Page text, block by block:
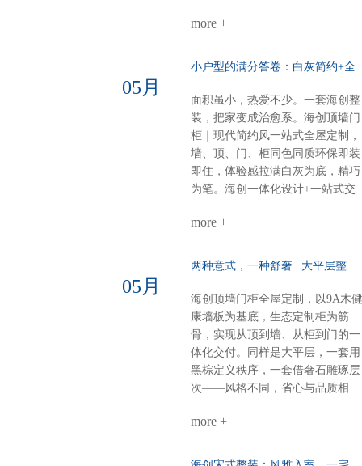
式高级海创顶墙门柜，全屋一体定
到底
而奢华。错层沙发背景，融入中式
意主卧山水画悠然入墙，顶墙一体
空间，亦成画境。雅韵茶室门墙柜
同色配套，线条简洁，材质统一。
煮茶待客，静谧有序，东方生活哲
学尽在其中。细节见匠心全屋顶部
采用博格蜂窝大板，耐潮抗变形，
线性美观。双层空间，整体感再升
定制，从方案到落地，一站配齐。
more +
05月
面积虽小，热爱不少。一套海创整
装，把家变成治愈系。海创顶墙门
柜｜现代简约风一站式全屋定制，
墙、顶、门、柜同色同质环保即装
即住，体验感拉满白灰为底，精巧
为笔。海创一体化设计+一站式交
不翻车。28㎡客餐厨，装出大宅的
柜，好看好用功能与装饰兼得，回
放：去掉边界，拉近距离光线、空
气、家人，自由流动。做饭不孤
单，等饭不无聊。屏风+弧形奢石
用餐区温柔升维半掩餐边柜，若隐
若现；奢石墙面柔光一打，吃饭像
在美术馆。电器内嵌，一门到顶：
高柜，表面干净，内里强大。大
more +
05月
海创顶墙门柜全屋定制，以9A木健
康墙板为基底，生态定制柜为筋
骨，实现从顶到墙、从柜到门的一
体化交付。同样是大平层，一套用
黑棕定义秩序，一套借奢石雕琢层
次——风格不同，省心与品质相
宅】客餐厅一体化：黑棕大面积铺
柜隐形收纳，开阔无界双儿童房：
more +